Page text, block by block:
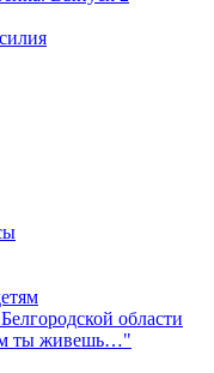
области
ты живешь…"